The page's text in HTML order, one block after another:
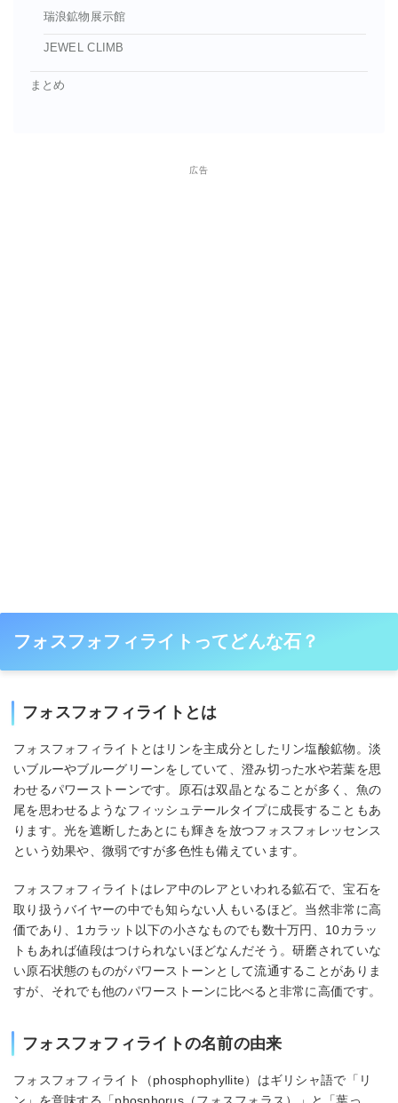
瑞浪鉱物展示館
JEWEL CLIMB
まとめ
広告
フォスフォフィライトってどんな石？
フォスフォフィライトとは
フォスフォフィライトとはリンを主成分としたリン塩酸鉱物。淡
いブルーやブルーグリーンをしていて、澄み切った水や若葉を思
わせるパワーストーンです。原石は双晶となることが多く、魚の
尾を思わせるようなフィッシュテールタイプに成長することもあ
ります。光を遮断したあとにも輝きを放つフォスフォレッセンス
という効果や、微弱ですが多色性も備えています。
フォスフォフィライトはレア中のレアといわれる鉱石で、宝石を
取り扱うバイヤーの中でも知らない人もいるほど。当然非常に高
価であり、1カラット以下の小さなものでも数十万円、10カラッ
トもあれば値段はつけられないほどなんだそう。研磨されていな
い原石状態のものがパワーストーンとして流通することがありま
すが、それでも他のパワーストーンに比べると非常に高価です。
フォスフォフィライトの名前の由来
フォスフォフィライト（phosphophyllite）はギリシャ語で「リ
ン」を意味する「phosphorus（フォスフォラス）」と「葉っ